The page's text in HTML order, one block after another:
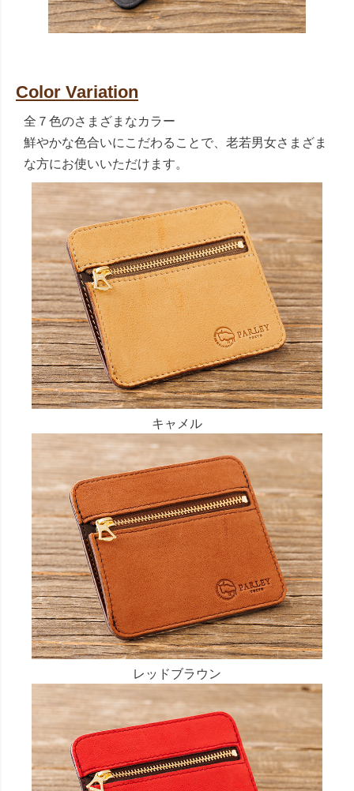
Color Variation
全７色のさまざまなカラー
鮮やかな色合いにこだわることで、老若男女さまざま
な方にお使いいただけます。
キャメル
レッドブラウン